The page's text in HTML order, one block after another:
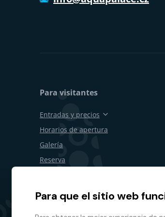
Para visitantes
Entradas y precios
Horarios de apertura
Galería
Reserva
Plano del recinto
Para que el sitio web